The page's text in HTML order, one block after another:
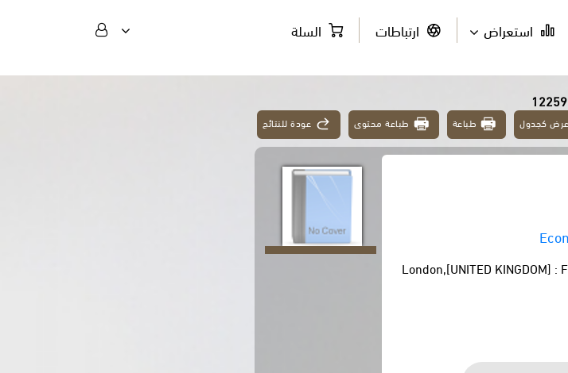
استعراض ارتباطات السلة
عرض كجدول طباعة طباعة محتوى عودة للنتائج
London,[UNITED KINGDOM]